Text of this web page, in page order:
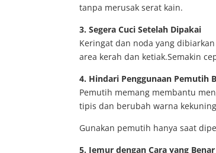
tanpa merusak serat kain.
3. Segera Cuci Setelah Dipakai
Keringat dan noda yang
area kerah dan ketiak.Semakin
4. Hindari Penggunaan Pemutih
Pemutih memang membantu
tipis dan berubah warna
Gunakan pemutih hanya saat
5. Jemur dengan Cara yang Benar